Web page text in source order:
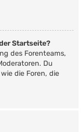
Startseite?
des Forenteams,
Du
die Foren, die